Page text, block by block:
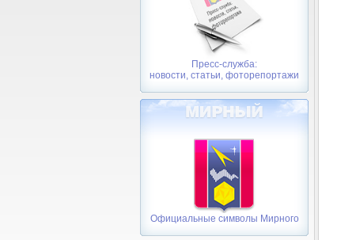
Пресс-служба:
новости, статьи, фоторепортажи
Официальные символы Мирного